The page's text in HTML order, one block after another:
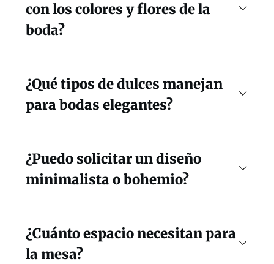
con los colores y flores de la
boda?
¿Qué tipos de dulces manejan
para bodas elegantes?
¿Puedo solicitar un diseño
minimalista o bohemio?
¿Cuánto espacio necesitan para
la mesa?